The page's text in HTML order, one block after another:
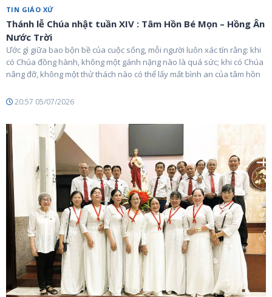
TIN GIÁO XỨ
Thánh lễ Chúa nhật tuần XIV : Tâm Hồn Bé Mọn – Hồng Ân
Nước Trời
Ước gì giữa bao bộn bề của cuộc sống, mỗi người luôn xác tín rằng: khi
có Chúa đồng hành, không một gánh nặng nào là quá sức; khi có Chúa
nâng đỡ, không một thử thách nào có thể lấy mất bình an của tâm hồn
20:57 05/07/2026